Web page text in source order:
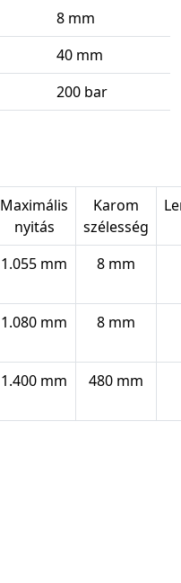
8 mm
40 mm
200 bar
Maximális
nyitás
Karom
szélesség
1.055 mm 8 mm
1.080 mm 8 mm
1.400 mm 480 mm